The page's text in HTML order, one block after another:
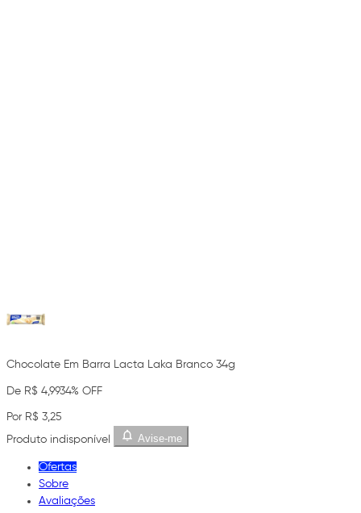
Chocolate Em Barra Lacta Laka Branco 34g
De R$ 4,9934% OFF
Por R$ 3,25
Produto indisponível
Avise-me
Ofertas
Sobre
Avaliações